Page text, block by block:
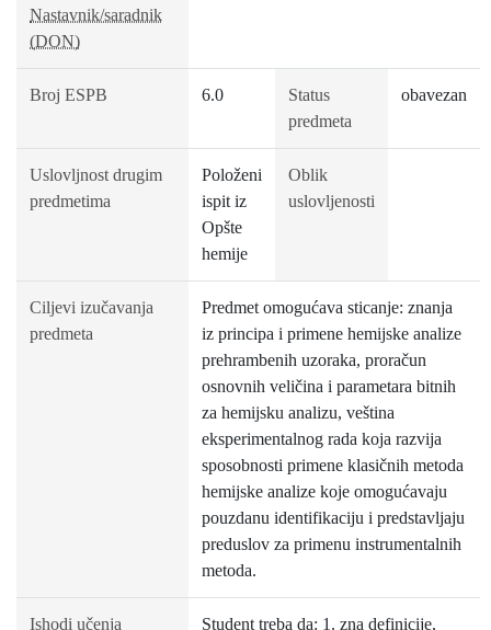
Nastavnik/saradnik
(DON)
Broj ESPB 6.0
Status
predmeta
obavezan
Uslovljnost drugim
predmetima
Položeni
ispit iz
Opšte
hemije
Oblik
uslovljenosti
Ciljevi izučavanja
predmeta
Predmet omogućava sticanje: znanja
iz principa i primene hemijske analize
prehrambenih uzoraka, proračun
osnovnih veličina i parametara bitnih
za hemijsku analizu, veština
eksperimentalnog rada koja razvija
sposobnosti primene klasičnih metoda
hemijske analize koje omogućavaju
pouzdanu identifikaciju i predstavljaju
preduslov za primenu instrumentalnih
metoda.
Ishodi učenja
Student treba da: 1. zna definicije,